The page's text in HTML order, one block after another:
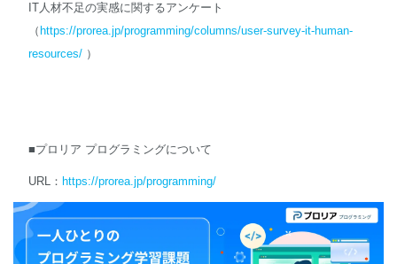
IT人材不足の実感に関するアンケート
（ https://prorea.jp/programming/columns/user-survey-it-human-
resources/）
■プロリア プログラミングについて
URL： https://prorea.jp/programming/